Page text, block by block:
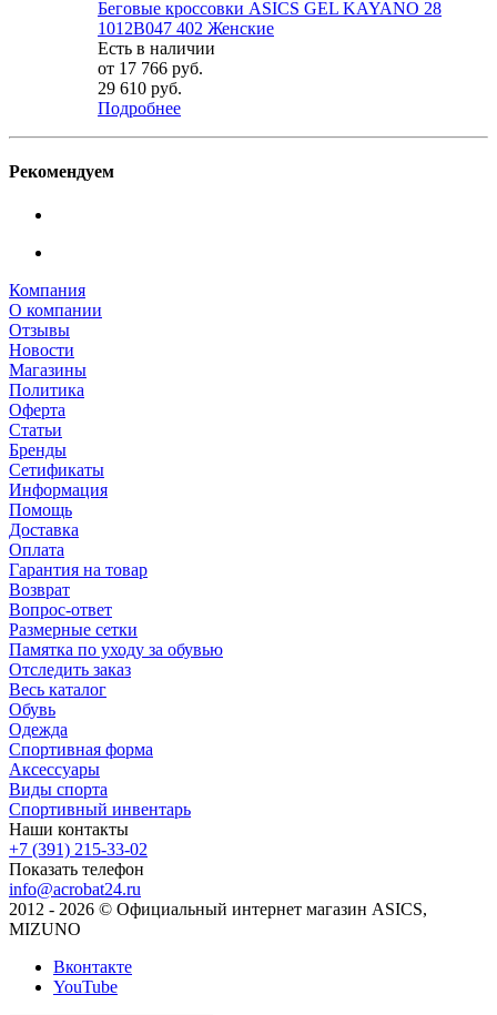
Беговые кроссовки ASICS GEL KAYANO 28
1012B047 402 Женские
Есть в наличии
от 17 766 руб.
29 610 руб.
Подробнее
Рекомендуем
Компания
О компании
Отзывы
Новости
Магазины
Политика
Оферта
Статьи
Бренды
Сетификаты
Информация
Помощь
Доставка
Оплата
Гарантия на товар
Возврат
Вопрос-ответ
Размерные сетки
Памятка по уходу за обувью
Отследить заказ
Весь каталог
Обувь
Одежда
Спортивная форма
Аксессуары
Виды спорта
Спортивный инвентарь
Наши контакты
+7 (391) 215-33-02
Показать телефон
info@acrobat24.ru
2012 - 2026 © Официальный интернет магазин ASICS,
MIZUNO
Вконтакте
YouTube